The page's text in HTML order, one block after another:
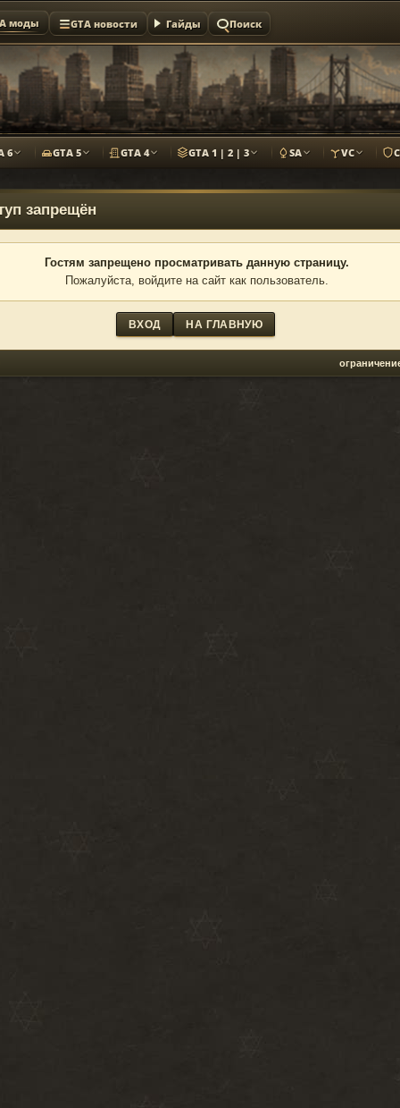
моды GTA новости Гайды Поиск
6 GTA 5 GTA 4 GTA 1 | 2 | 3 SA VC
запрещён
Гостям запрещено просматривать данную страницу.
Пожалуйста, войдите на сайт как пользователь.
ВХОД НА ГЛАВНУЮ